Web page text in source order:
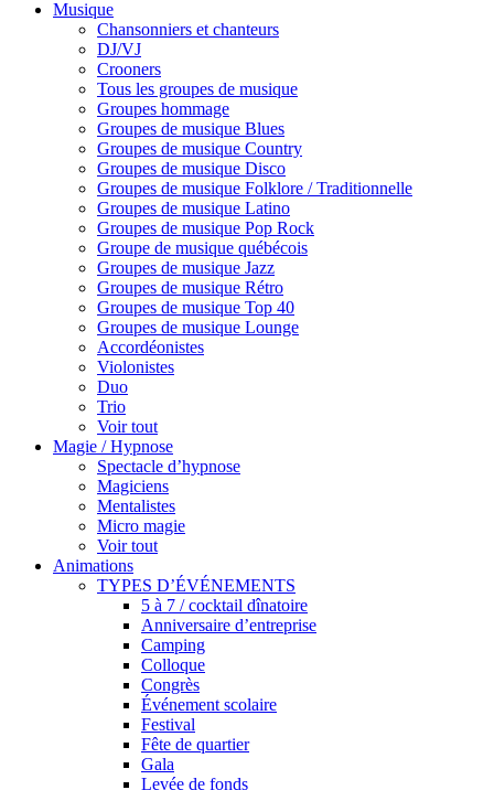
Musique
Chansonniers et chanteurs
DJ/VJ
Crooners
Tous les groupes de musique
Groupes hommage
Groupes de musique Blues
Groupes de musique Country
Groupes de musique Disco
Groupes de musique Folklore / Traditionnelle
Groupes de musique Latino
Groupes de musique Pop Rock
Groupe de musique québécois
Groupes de musique Jazz
Groupes de musique Rétro
Groupes de musique Top 40
Groupes de musique Lounge
Accordéonistes
Violonistes
Duo
Trio
Voir tout
Magie / Hypnose
Spectacle d’hypnose
Magiciens
Mentalistes
Micro magie
Voir tout
Animations
TYPES D’ÉVÉNEMENTS
5 à 7 / cocktail dînatoire
Anniversaire d’entreprise
Camping
Colloque
Congrès
Événement scolaire
Festival
Fête de quartier
Gala
Levée de fonds